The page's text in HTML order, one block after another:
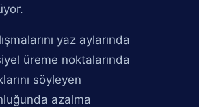
yaz aylarında
üreme noktalarında
söyleyen
azalma